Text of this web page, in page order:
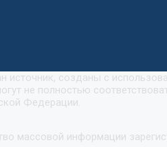
источник, созданы с
не полностью
Федерации.
массовой информации